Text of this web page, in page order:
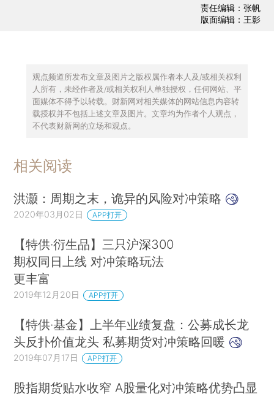
责任编辑：张帆
版面编辑：王影
观点频道所发布文章及图片之版权属作者本人及/或相关权利
人所有，未经作者及/或相关权利人单独授权，任何网站、平
面媒体不得予以转载。财新网对相关媒体的网站信息内容转
载授权并不包括上述文章及图片。文章均为作者个人观点，
不代表财新网的立场和观点。
相关阅读
洪灏：周期之末，诡异的风险对冲策略
2020年03月02日 APP打开
【特供·衍生品】三只沪深300
期权同日上线 对冲策略玩法
更丰富
2019年12月20日 APP打开
【特供·基金】上半年业绩复盘：公募成长龙
头反扑价值龙头 私募期货对冲策略回暖
2019年07月17日 APP打开
股指期货贴水收窄 A股量化对冲策略优势凸显